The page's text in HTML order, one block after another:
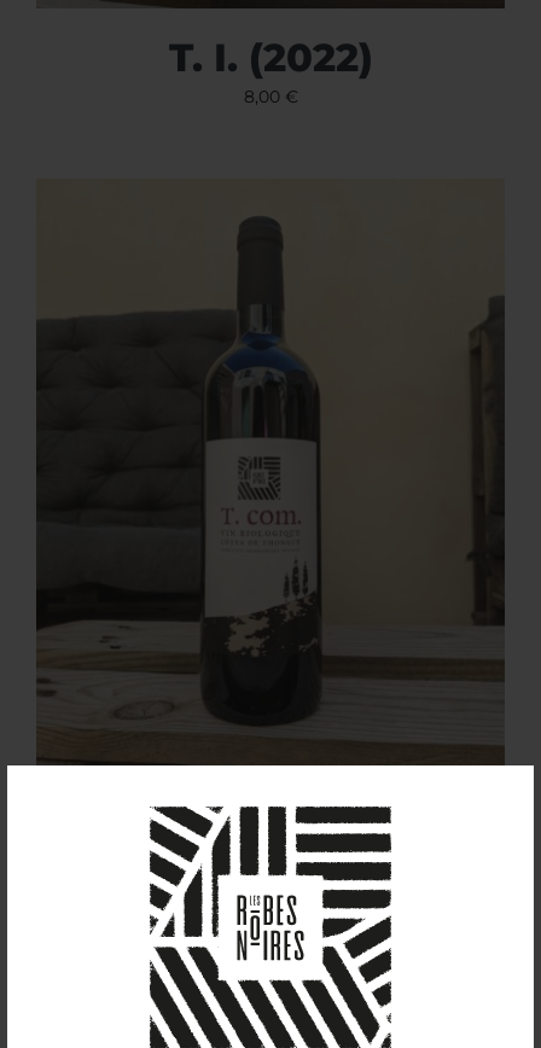
T. I. (2022)
8,00 €
T. com. (2022)
8,00€